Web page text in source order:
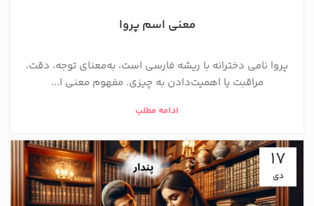
معنی اسم پروا
پروا نامی دخترانه با ریشه فارسی است، به‌معنای توجه، دقت،
مراقبت یا اهمیت‌دادن به چیزی. مفهوم معنی ا...
ادامه مطلب
17
دی